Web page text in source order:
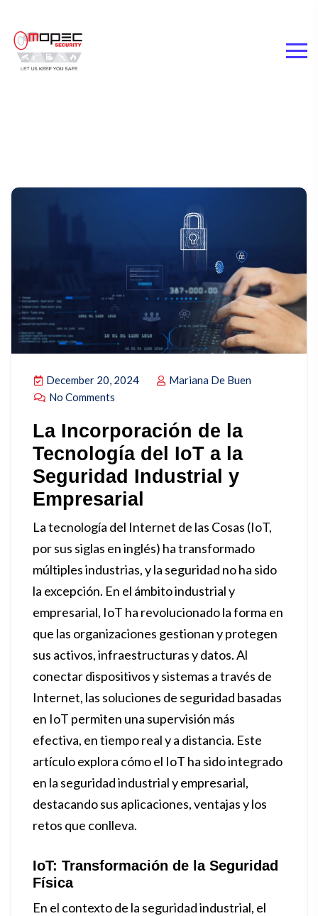
December 20, 2024
Mariana De Buen
No Comments
La Incorporación de la
Tecnología del IoT a la
Seguridad Industrial y
Empresarial
La tecnología del Internet de las Cosas (IoT,
por sus siglas en inglés) ha transformado
múltiples industrias, y la seguridad no ha sido
la excepción. En el ámbito industrial y
empresarial, IoT ha revolucionado la forma en
que las organizaciones gestionan y protegen
sus activos, infraestructuras y datos. Al
conectar dispositivos y sistemas a través de
Internet, las soluciones de seguridad basadas
en IoT permiten una supervisión más
efectiva, en tiempo real y a distancia. Este
artículo explora cómo el IoT ha sido integrado
en la seguridad industrial y empresarial,
destacando sus aplicaciones, ventajas y los
retos que conlleva.
IoT: Transformación de la Seguridad
Física
En el contexto de la seguridad industrial, el